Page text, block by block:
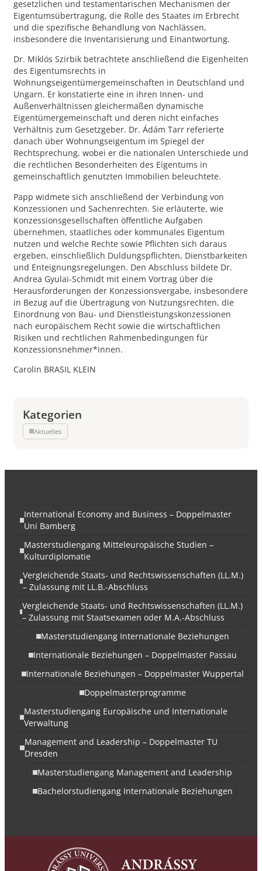
gesetzlichen und testamentarischen Mechanismen der
Eigentumsübertragung, die Rolle des Staates im Erbrecht
und die spezifische Behandlung von Nachlässen,
insbesondere die Inventarisierung und Einantwortung.
Dr. Miklós Szirbik betrachtete anschließend die Eigenheiten
des Eigentumsrechts in
Wohnungseigentümergemeinschaften in Deutschland und
Ungarn. Er konstatierte eine in ihren Innen- und
Außenverhältnissen gleichermaßen dynamische
Eigentümergemeinschaft und deren nicht einfaches
Verhältnis zum Gesetzgeber. Dr. Ádám Tarr referierte
danach über Wohnungseigentum im Spiegel der
Rechtsprechung, wobei er die nationalen Unterschiede und
die rechtlichen Besonderheiten des Eigentums in
gemeinschaftlich genutzten Immobilien beleuchtete.
Papp widmete sich anschließend der Verbindung von
Konzessionen und Sachenrechten. Sie erläuterte, wie
Konzessionsgesellschaften öffentliche Aufgaben
übernehmen, staatliches oder kommunales Eigentum
nutzen und welche Rechte sowie Pflichten sich daraus
ergeben, einschließlich Duldungspflichten, Dienstbarkeiten
und Enteignungsregelungen. Den Abschluss bildete Dr.
Andrea Gyulai-Schmidt mit einem Vortrag über die
Herausforderungen der Konzessionsvergabe, insbesondere
in Bezug auf die Übertragung von Nutzungsrechten, die
Einordnung von Bau- und Dienstleistungskonzessionen
nach europäischem Recht sowie die wirtschaftlichen
Risiken und rechtlichen Rahmenbedingungen für
Konzessionsnehmer*innen.
Carolin BRASIL KLEIN
Kategorien
Aktuelles
International Economy and Business – Doppelmaster
Uni Bamberg
Masterstudiengang Mitteleuropäische Studien –
Kulturdiplomatie
Vergleichende Staats- und Rechtswissenschaften (LL.M.)
– Zulassung mit LL.B.-Abschluss
Vergleichende Staats- und Rechtswissenschaften (LL.M.)
– Zulassung mit Staatsexamen oder M.A.-Abschluss
Masterstudiengang Internationale Beziehungen
Internationale Beziehungen – Doppelmaster Passau
Internationale Beziehungen – Doppelmaster Wuppertal
Doppelmasterprogramme
Masterstudiengang Europäische und Internationale
Verwaltung
Management and Leadership – Doppelmaster TU
Dresden
Masterstudiengang Management and Leadership
Bachelorstudiengang Internationale Beziehungen